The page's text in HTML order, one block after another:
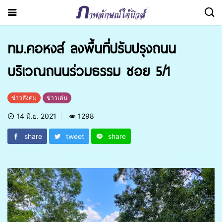
ทม.คอหงส์ ลงพื้นที่ปรับปรุงถนน
บริเวณถนนร่วมธรรม ซอย 5/1
ข่าวสังคม ข่าวเด่น
14 มิ.ย. 2021 1298
share tweet share